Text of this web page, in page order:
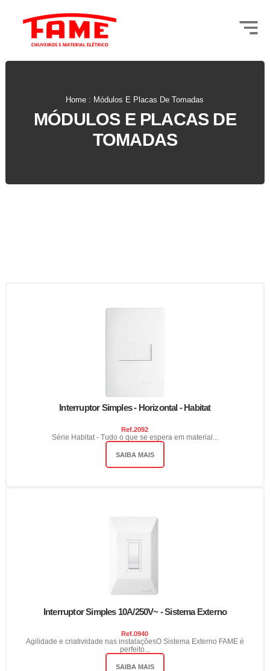
Home : Módulos E Placas De Tomadas
MÓDULOS E PLACAS DE
TOMADAS
Interruptor Simples - Horizontal - Habitat
Ref.2092
Série Habitat - Tudo o que se espera em material...
SAIBA MAIS
Interruptor Simples 10A/250V~ - Sistema Externo
Ref.0940
Agilidade e criatividade nas instalaçõesO Sistema Externo FAME é
perfeito...
SAIBA MAIS